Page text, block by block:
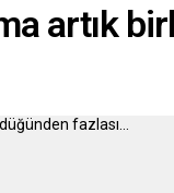
artık